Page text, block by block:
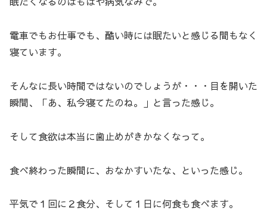
電車でもお仕事でも、酷い時には眠たいと感じる間もなく
寝ています。
そんなに長い時間ではないのでしょうが・・・目を開いた
瞬間、「あ、私今寝てたのね。」と言った感じ。
そして食欲は本当に歯止めがきかなくなって。
食べ終わった瞬間に、おなかすいたな、といった感じ。
平気で１回に２食分、そして１日に何食も食べます。